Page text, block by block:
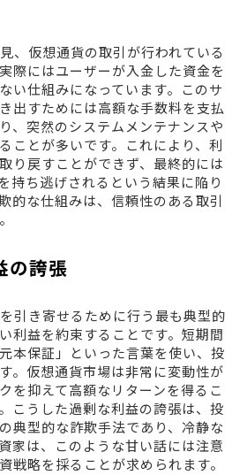
、仮想通貨の取引が行われている
際にはユーザーが入金した資金を
い仕組みになっています。このサ
出すためには高額な手数料を支払
、突然のシステムメンテナンスや
ことが多いです。これにより、利
り戻すことができず、最終的には
持ち逃げされるという結果に陥り
的な仕組みは、信頼性のある取引
の誇張
引き寄せるために行う最も典型的
利益を約束することです。短期間
本保証」といった言葉を使い、投
。仮想通貨市場は非常に変動性が
を抑えて高額なリターンを得るこ
こうした過剰な利益の誇張は、投
典型的な詐欺手法であり、冷静な
家は、このような甘い話には注意
戦略を採ることが求められます。